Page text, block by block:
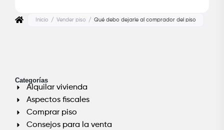
Inicio / Vender piso / Qué debo dejarle al comprador del piso
Categorías
Alquilar vivienda
Aspectos fiscales
Comprar piso
Consejos para la venta